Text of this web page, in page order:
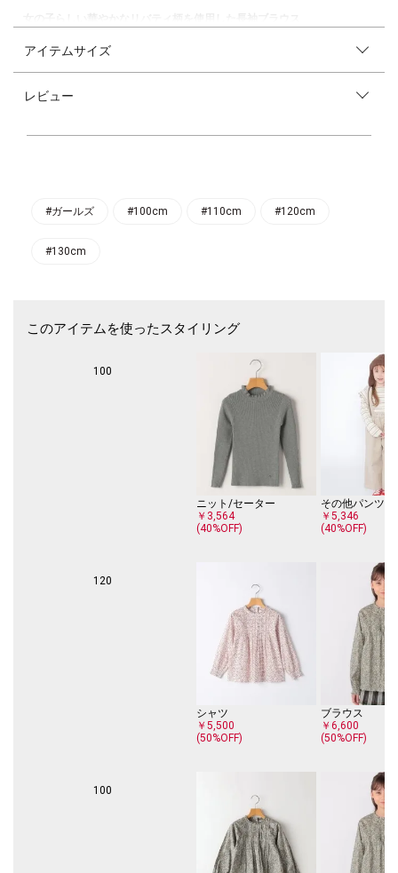
【素材特性/デザイン】
襟元のフリルや胸元の繊細なピンタックがポイント。
シンプルなボトムを合わせたスタイリングでも決まる、一枚で主役級のア
ーンにも活躍してくれます！
【LIBERTY（リバティ）社】
氏が東洋の装飾品や美術品などを扱う小さなお店をオープンしたのが始ま
りです。リバティは、当時のヨーロッパではとても貴重だった東洋の製品
を独自のセンスで仕入れ、あらゆる室内装飾品を充実させて事業を拡大し
ました。その中で最も有名なものが「リバティプリント」です。リバティ
プリントは、日本の絹織物からインスピレーションを受けたと言われてお
り、アールヌーボー柄や小花柄、植物やペーズリーなどが繊細なラインで
描かれ、モノトーンから多色まで微妙な色彩のハーモニーを奏でていま
す。毎年、春と秋にパリで行われる「プルミエール・ビジョン」というテ
キスタイルの見本市では、リバティの次のシーズンコレクションが世界中
1柄で、リバティプリントの王道でもある愛らしいカラフルな小花柄で
す。1970年と2001年に発表された柄をもとに制作されました。ネオン・
リバティ・コレクションのために一色がネオンに置き換えられ新たな印象
ピンク系・・・【Ing-Britt’s Garden（イング-ブリッツ・ガーデン）】離れ
てみると、リバティの典型的なディッツィ・スタイルの花柄のようです
が、近くで見ると「Flower」と言う文字が生地全体に継ぎ目なく繰り返さ
れているのが分かります。それぞれの文字は、キンポウゲ、チューリッ
プ、ワスレナグサなど、異なる国の花で構成されています。
※末永く愛用頂く為に、アテンションタグ・洗濯ネームを必ずご確認の
※撮影環境による光の当たり具合やパソコン・スマートフォンなどの閲覧
環境によって、実際の色味と異なって見える場合があります。
アイテムサイズ
レビュー
#ガールズ #100cm #110cm #120cm
#130cm
このアイテムを使ったスタイリング
100
ニット/セーター
￥3,564
(40%OFF)
その他パンツ
￥5,346
(40%OFF)
120
シャツ
￥5,500
(50%OFF)
ブラウス
￥6,600
(50%OFF)
100